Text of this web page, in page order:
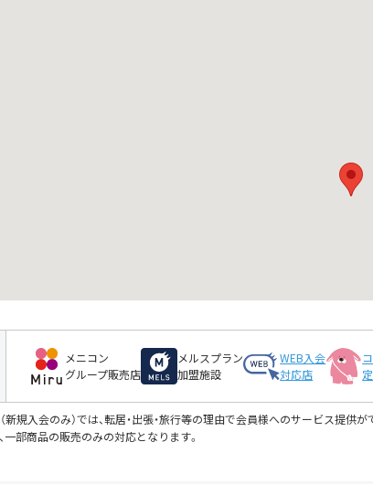
メニコン
グループ販売店
メルスプラン
加盟施設
WEB入会
対応店
新規入会のみ）では、転居・出張・旅行等の理由で会員様へのサービス提供が
一部商品の販売のみの対応となります。